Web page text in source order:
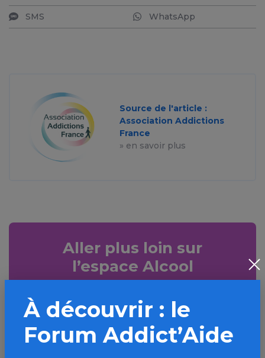
SMS WhatsApp
Source de l'article :
Association Addictions
France
» en savoir plus
Aller plus loin sur
l’espace Alcool
bonnes pratiques, FAQ, annuaires,
ressources, actualités...
À découvrir : le
Forum Addict’Aide